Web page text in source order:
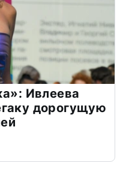
Ивлеева
дорогущую